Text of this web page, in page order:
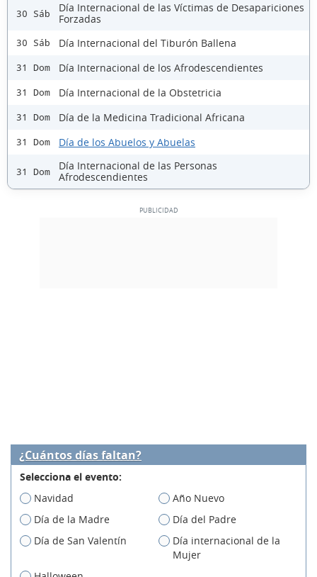
30 Sáb
Día Internacional de las Víctimas de Desapariciones
Forzadas
30 Sáb Día Internacional del Tiburón Ballena
31 Dom Día Internacional de los Afrodescendientes
31 Dom Día Internacional de la Obstetricia
31 Dom Día de la Medicina Tradicional Africana
31 Dom Día de los Abuelos y Abuelas
31 Dom
Día Internacional de las Personas
Afrodescendientes
¿Cuántos días faltan?
Selecciona el evento:
Navidad
Año Nuevo
Día de la Madre
Día del Padre
Día de San Valentín
Día internacional de la
Mujer